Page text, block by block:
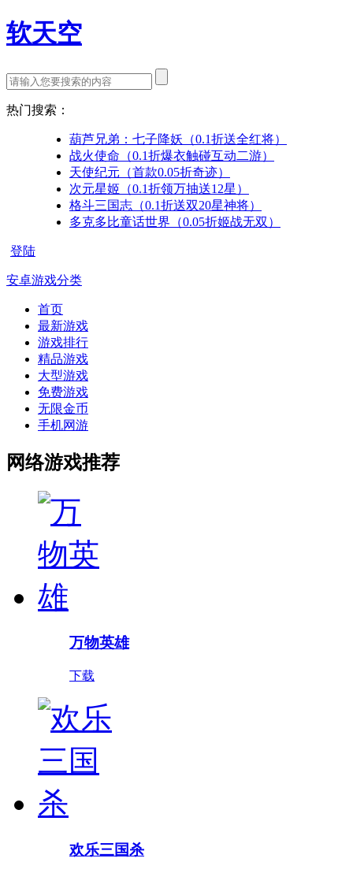
软天空
热门搜索：
葫芦兄弟：七子降妖（0.1折送全红将）
战火使命（0.1折爆衣触碰互动二游）
天使纪元（首款0.05折奇迹）
次元星姬（0.1折领万抽送12星）
格斗三国志（0.1折送双20星神将）
多克多比童话世界（0.05折姬战无双）
登陆
安卓游戏分类
首页
最新游戏
游戏排行
精品游戏
大型游戏
免费游戏
无限金币
手机网游
网络游戏推荐
万物英雄
下载
欢乐三国杀